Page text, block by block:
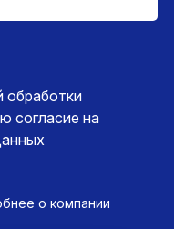
обработки
согласие на
о компании